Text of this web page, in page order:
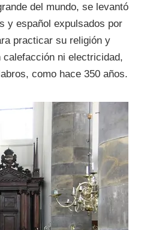
del mundo, se levantó
y español expulsados por
practicar su religión y
ni electricidad,
como hace 350 años.